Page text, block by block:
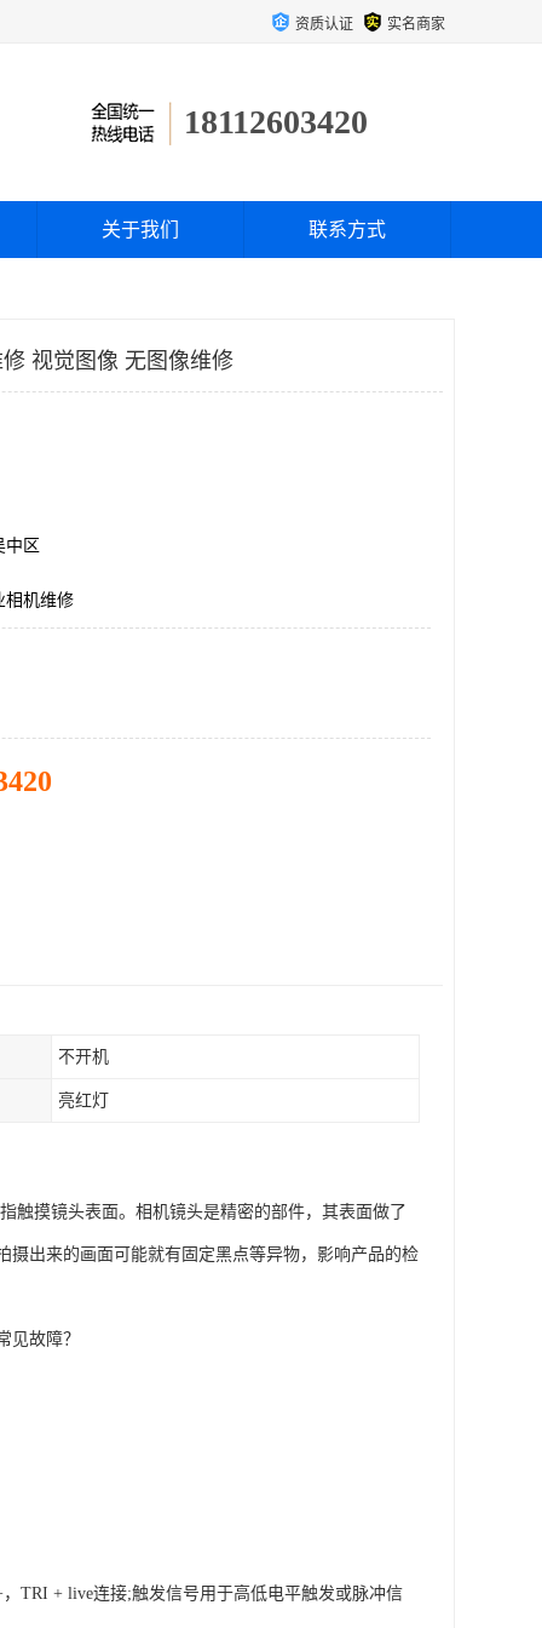
资质认证 实名商家
18112603420
关于我们 联系方式
视觉图像 无图像维修
中区
相机维修
不开机
亮红灯
触摸镜头表面。相机镜头是精密的部件，其表面做了
出来的画面可能就有固定黑点等异物，影响产品的检
见故障？
TRI + live连接;触发信号用于高低电平触发或脉冲信